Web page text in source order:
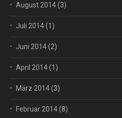
August 2014(3)
Juli 2014(1)
Juni 2014(2)
April 2014(1)
März 2014(3)
Februar 2014(8)